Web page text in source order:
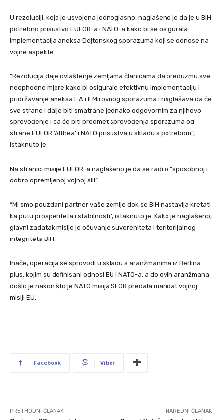
U rezoluciji, koja je usvojena jednoglasno, naglašeno je da je u BiH
potrebno prisustvo EUFOR-a i NATO-a kako bi se osigurala
implementacija aneksa Dejtonskog sporazuma koji se odnose na
vojne aspekte.
“Rezolucija daje ovlaštenje zemljama članicama da preduzmu sve
neophodne mjere kako bi osigurale efektivnu implementaciju i
pridržavanje aneksa I-A i II Mirovnog sporazuma i naglašava da će
sve strane i dalje biti smatrane jednako odgovornim za njihovo
sprovođenje i da će biti predmet sprovođenja sporazuma od
strane EUFOR ‘Althea’ i NATO prisustva u skladu s potrebom”,
istaknuto je.
Na stranici misije EUFOR-a naglašeno je da se radi o “sposobnoj i
dobro opremljenoj vojnoj sili”.
“Mi smo pouzdani partner vaše zemlje dok se BiH nastavlja kretati
ka putu prosperiteta i stabilnosti”, istaknuto je. Kako je naglašeno,
glavni zadatak misije je očuvanje suvereniteta i teritorijalnog
integriteta BiH.
Inače, operacija se sprovodi u skladu s aranžmanima iz Berlina
plus, kojim su definisani odnosi EU i NATO-a, a do ovih aranžmana
došlo je nakon što je NATO misija SFOR predala mandat vojnoj
misiji EU.
Facebook Viber
PRETHODNI ČLANAK NAREDNI ČLANAK